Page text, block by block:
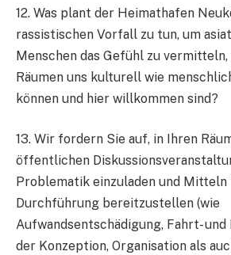
12. Was plant der Heimathafen
rassistischen Vorfall zu tun, um
Menschen das Gefühl zu vermitteln,
Räumen uns kulturell wie
können und hier willkommen sind?
13. Wir fordern Sie auf, in Ihren
öffentlichen
Problematik einzuladen und Mitteln
Durchführung bereitzustellen (wie
Aufwandsentschädigung, Fahrt-
der Konzeption, Organisation als